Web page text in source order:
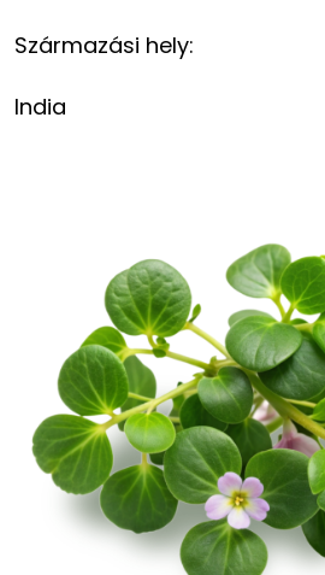
Származási hely:
India